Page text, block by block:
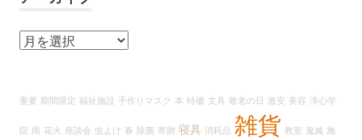
ア
イ
重要 期間限定 福祉施設 手作りマスク 本 特価 文具 敬老の日 激安 美容 淳心学
院 雨 花火 座談会 虫よけ 春 除菌 寄贈 寝具 消耗品 雑貨 教室 鬼滅 施